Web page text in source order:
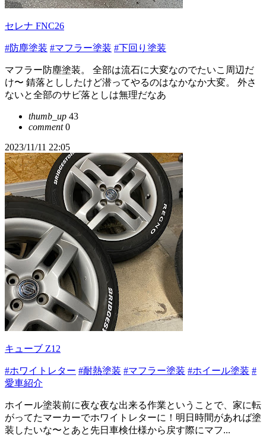
セレナ FNC26
#防塵塗装 #マフラー塗装 #下回り塗装
マフラー防塵塗装。 全部は流石に大変なのでたいこ周辺だ
け〜 錆落とししたけど潜ってやるのはなかなか大変。 外さ
ないと全部のサビ落としは無理だなあ
thumb_up 43
comment0
2023/11/11 22:05
キューブ Z12
#ホワイトレター #耐熱塗装 #マフラー塗装 #ホイール塗装 #
愛車紹介
ホイール塗装前に夜な夜な出来る作業ということで、家に転
がってたマーカーでホワイトレターに！明日時間があれば塗
装したいな〜とあと先日車検仕様から戻す際にマフ...